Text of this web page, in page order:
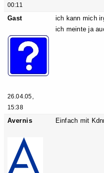
00:11
Gast
26.04.05,
15:38
ich kann mich
ich meinte ja
Avernis Einfach mit